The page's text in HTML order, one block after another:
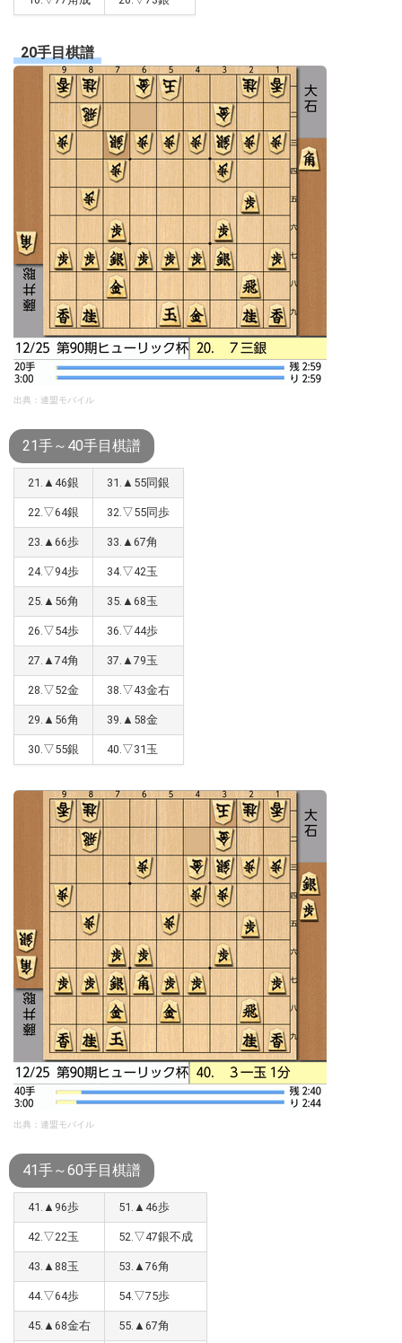
20手目棋譜
出典：連盟モバイル
21手～40手目棋譜
21.▲46銀 31.▲55同銀
22.▽64銀 32.▽55同歩
23.▲66歩 33.▲67角
24.▽94歩 34.▽42玉
25.▲56角 35.▲68玉
26.▽54歩 36.▽44歩
27.▲74角 37.▲79玉
28.▽52金 38.▽43金右
29.▲56角 39.▲58金
30.▽55銀 40.▽31玉
出典：連盟モバイル
41手～60手目棋譜
41.▲96歩 51.▲46歩
42.▽22玉 52.▽47銀不成
43.▲88玉 53.▲76角
44.▽64歩 54.▽75歩
45.▲68金右 55.▲67角